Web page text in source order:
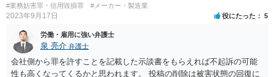
#業務妨害罪・信用毀損罪
#メーカー・製造業
2023年9月17日 役にたった 5
労働・雇用に強い弁護士
泉 亮介 弁護士
会社側から罪を許すことを記載した示談書をもらえれば不起訴の可能
性も高くなってくるかと思われます。 投稿の削除は被害状態の回復に